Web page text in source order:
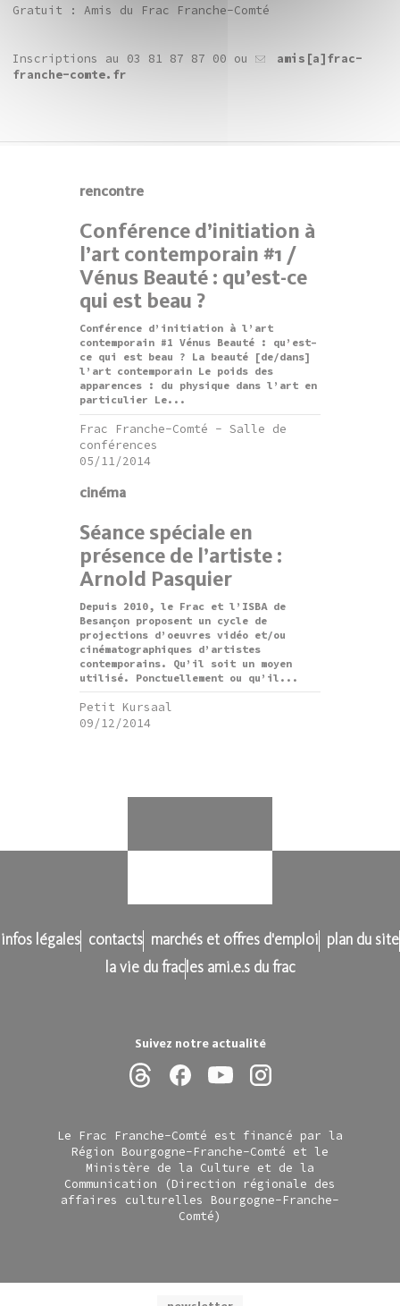
Suivez notre actualité
Gratuit : Amis du Frac Franche-Comté
Inscriptions au 03 81 87 87 00 ou
amis[a]frac-
franche-comte.fr
rencontre
Conférence d’initiation à
l’art contemporain #1 /
Vénus Beauté : qu’est-ce
qui est beau ?
Conférence d’initiation à l’art
contemporain #1 Vénus Beauté : qu’est-
ce qui est beau ? La beauté [de/dans]
l’art contemporain Le poids des
apparences : du physique dans l’art en
particulier Le...
Frac Franche-Comté - Salle de
conférences
05/11/2014
cinéma
Séance spéciale en
présence de l’artiste :
Arnold Pasquier
Depuis 2010, le Frac et l’ISBA de
Besançon proposent un cycle de
projections d’oeuvres vidéo et/ou
cinématographiques d’artistes
contemporains. Qu’il soit un moyen
utilisé. Ponctuellement ou qu’il...
Petit Kursaal
09/12/2014
infos légales contacts marchés et offres d'emploi
plan du site
la vie du frac les ami.e.s du frac
Le Frac Franche-Comté est financé par la
Région Bourgogne-Franche-Comté et le
Ministère de la Culture et de la
Communication (Direction régionale des
affaires culturelles Bourgogne-Franche-
Comté)